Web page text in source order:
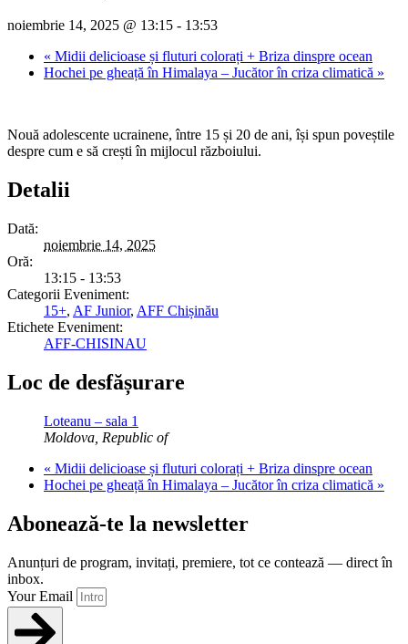
noiembrie 14, 2025 @ 13:15 - 13:53
« Midii delicioase și fluturi colorați + Briza dinspre ocean
Hochei pe gheață în Himalaya – Jucător în criza climatică »
Nouă adolescente ucrainene, între 15 și 20 de ani, își spun poveștile
despre cum e să crești în mijlocul războiului.
Detalii
Dată:
noiembrie 14, 2025
Oră:
13:15 - 13:53
Categorii Eveniment:
15+, AF Junior, AFF Chișinău
Etichete Eveniment:
AFF-CHISINAU
Loc de desfășurare
Loteanu – sala 1
Moldova, Republic of
« Midii delicioase și fluturi colorați + Briza dinspre ocean
Hochei pe gheață în Himalaya – Jucător în criza climatică »
Abonează-te la newsletter
Anunțuri de program, invitați, premiere, tot ce contează — direct în
inbox.
Your Email